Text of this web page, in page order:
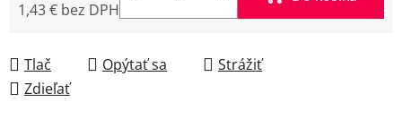
1,43 € bez DPH
Tlač Opýtať sa
Strážiť
Zdieľať